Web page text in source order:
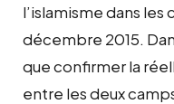
l’islamisme dans les
décembre 2015.
que confirmer la
entre les deux